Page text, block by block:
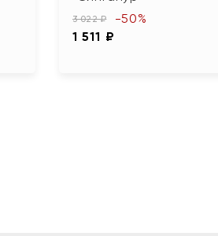
3 022 ₽
1 511 ₽
-50%